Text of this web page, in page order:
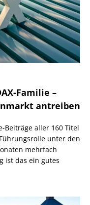
Familie –
antreiben
Beiträge aller 160 Titel
unter den
mehrfach
ist das ein gutes